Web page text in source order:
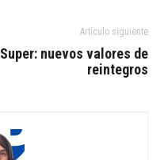
Artículo siguiente
Super: nuevos valores de
reintegros